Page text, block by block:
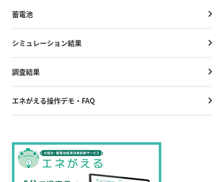
蓄電池
シミュレーション結果
調査結果
エネがえる操作デモ・FAQ